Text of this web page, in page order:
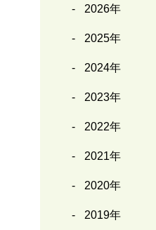
2026年
2025年
2024年
2023年
2022年
2021年
2020年
2019年